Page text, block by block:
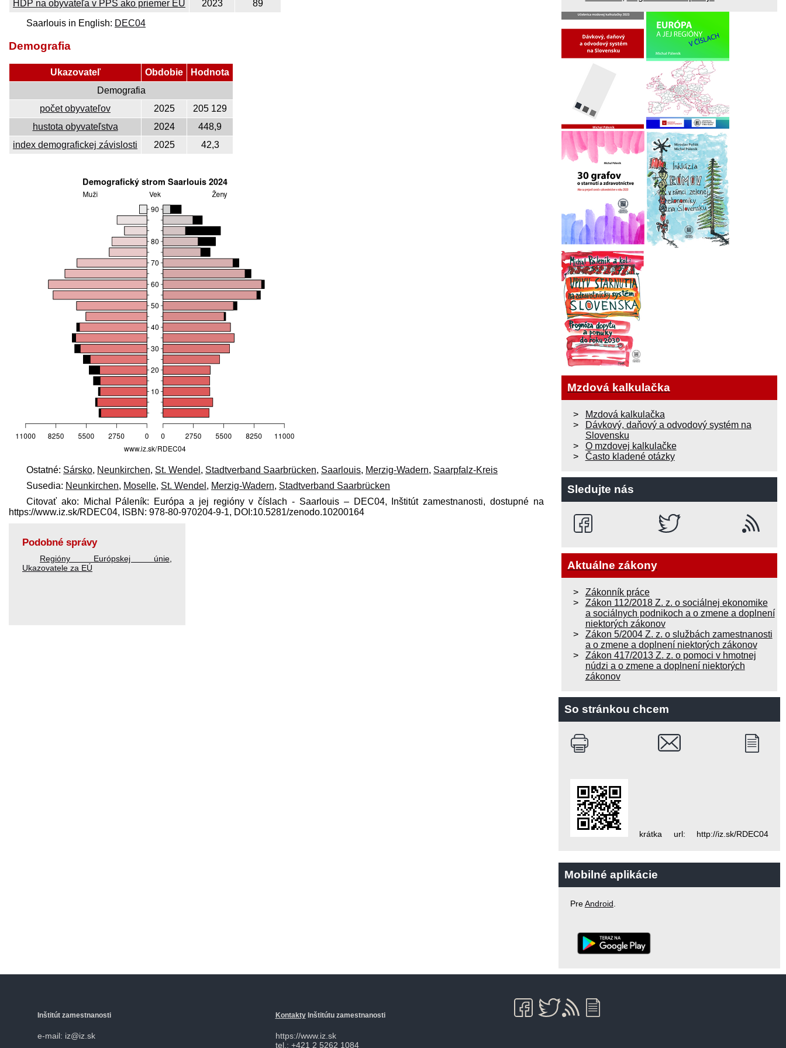
HDP na obyvateľa v PPS ako priemer EÚ 2023
89
Saarlouis in English: DEC04
Demografia
Ukazovateľ Obdobie
Hodnota
Demografia
počet obyvateľov
2025
205 129
hustota obyvateľstva
2024
448,9
index demografickej závislosti
2025 42,3
Ostatné: Sársko, Neunkirchen, St. Wendel , Stadtverband Saarbrücken, Saarlouis, Merzig-Wadern, Saarpfalz-Kreis
Susedia: Neunkirchen, Moselle, St. Wendel , Merzig-Wadern, Stadtverband Saarbrücken
Citovať ako: Michal Páleník: Európa a jej regióny v číslach - Saarlouis – DEC04, Inštitút zamestnanosti, dostupné na
https://www.iz.sk/​RDEC04, ISBN: 978-80-970204-9-1, DOI:10.5281/zenodo.10200164
Podobné správy
Regióny Európskej únie,
Ukazovatele za EÚ
Mzdová kalkulačka
Mzdová kalkulačka
Dávkový, daňový a odvodový systém na
Slovensku
O mzdovej kalkulačke
Často kladené otázky
Sledujte nás
Aktuálne zákony
Zákonník práce
Zákon 112/2018 Z. z. o sociálnej ekonomike
a sociálnych podnikoch a o zmene a doplnení
niektorých zákonov
Zákon 5/2004 Z. z. o službách zamestnanosti
a o zmene a doplnení niektorých zákonov
Zákon 417/2013 Z. z. o pomoci v hmotnej
núdzi a o zmene a doplnení niektorých
zákonov
So stránkou chcem
krátka url: http://iz.sk/RDEC04
Mobilné aplikácie
PreAndroid
Inštitút zamestnanosti
e-mail: iz@iz.sk
KontaktyInštitútu zamestnanosti
https://www.iz.sk
tel.: +421 2 5262 1084